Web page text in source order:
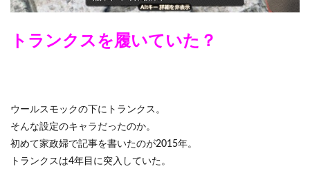
トランクスを履いていた？
ウールスモックの下にトランクス。
そんな設定のキャラだったのか。
初めて家政婦で記事を書いたのが2015年。
トランクスは4年目に突入していた。